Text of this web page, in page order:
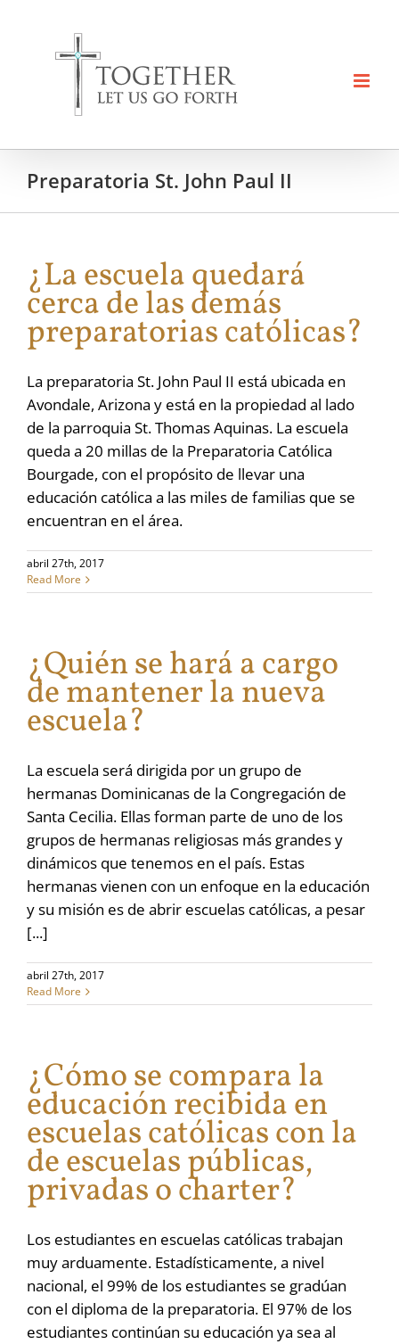
Preparatoria St. John Paul II
¿La escuela quedará
cerca de las demás
preparatorias católicas?
La preparatoria St. John Paul II está ubicada en
Avondale, Arizona y está en la propiedad al lado
de la parroquia St. Thomas Aquinas. La escuela
queda a 20 millas de la Preparatoria Católica
Bourgade, con el propósito de llevar una
educación católica a las miles de familias que se
encuentran en el área.
abril 27th, 2017
Read More
¿Quién se hará a cargo
de mantener la nueva
escuela?
La escuela será dirigida por un grupo de
hermanas Dominicanas de la Congregación de
Santa Cecilia. Ellas forman parte de uno de los
grupos de hermanas religiosas más grandes y
dinámicos que tenemos en el país. Estas
hermanas vienen con un enfoque en la educación
y su misión es de abrir escuelas católicas, a pesar
[...]
abril 27th, 2017
Read More
¿Cómo se compara la
educación recibida en
escuelas católicas con la
de escuelas públicas,
privadas o charter?
Los estudiantes en escuelas católicas trabajan
muy arduamente. Estadísticamente, a nivel
nacional, el 99% de los estudiantes se gradúan
con el diploma de la preparatoria. El 97% de los
estudiantes continúan su educación ya sea al